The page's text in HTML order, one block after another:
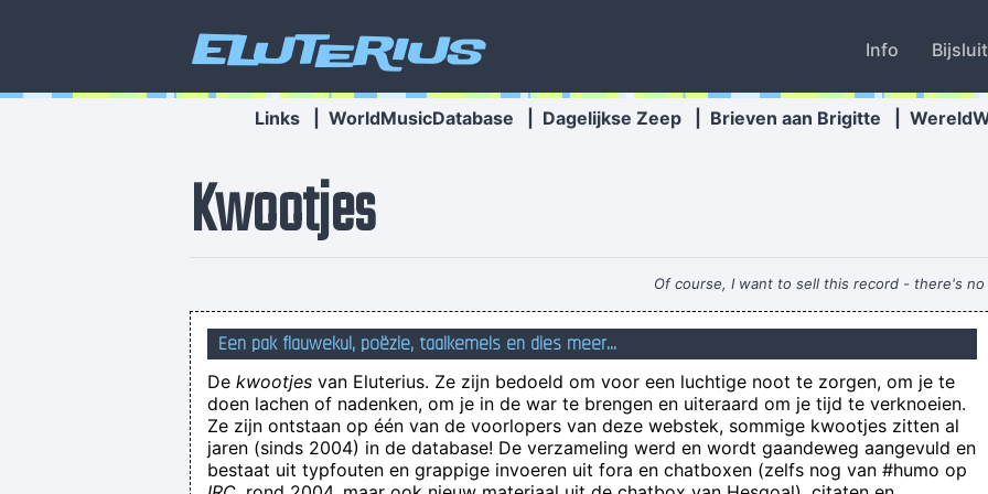
Eluterius Info
Links WorldMusicDatabase Dagelijkse Zeep Brieven aan Brigitte
Kwootjes
Of course, I want to sell this record - there's
een gek is iemand die
Ik weet één ding: er is gedurende de
Hoeveel procent van
Een pak flauwekul, poëzie, taalkemels en dies meer...
De kwootjes van Eluterius. Ze zijn bedoeld om voor een luchtige noot te zorgen, om je te
doen lachen of nadenken, om je in de war te brengen en uiteraard om je tijd te verknoeien.
Ze zijn ontstaan op één van de voorlopers van deze webstek, sommige kwootjes zitten al
jaren (sinds 2004) in de database! De verzameling werd en wordt gaandeweg aangevuld en
bestaat uit typfouten en grappige invoeren uit fora en chatboxen (zelfs nog van #humo op